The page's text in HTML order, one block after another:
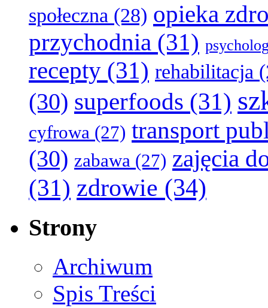
społeczna (28) opieka
przychodnia (31)
recepty (31) rehabilitacja
(30) superfoods (31)
cyfrowa (27) transport
(30) zabawa (27) zajęcia
(31) zdrowie (34)
Strony
Archiwum
Spis Treści